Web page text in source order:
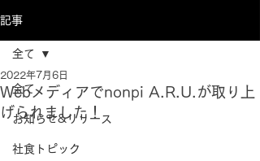
記事
全て
お知らせ&リリース
社食トピック
全て
Webメディアでnonpi A.R.U.が取り上
げられました！
2022年7月6日